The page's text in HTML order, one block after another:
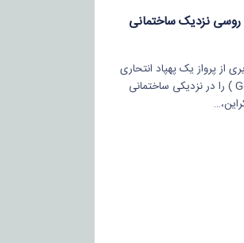
روسی نزدیک ساختمانی
از پرواز یک پهپاد انتحاری
روسی ( مدل Geran 2 ) را در نزدیکی ساختمانی